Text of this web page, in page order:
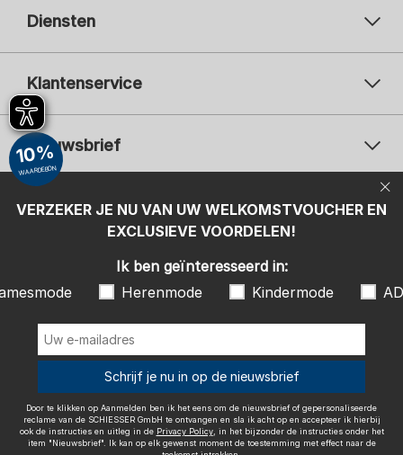
Diensten
Klantenservice
Nieuwsbrief
Uw
Uw e-mailadres
Aanmelden
Herenmode
ADIDAS
Door te klikken op Aanmelden ben ik het eens om de nieuwsbrief of
gepersonaliseerde reclame van de SCHIESSER GmbH te ontvangen en
sla ik acht op en accepteer ik hierbij ook de instructies en uitleg in de
, in het bijzonder de instructies onder het item
effect naar de toekomst intrekken.
Betaalwijzen
Wij bezorgen met
VERZEKER JE NU VAN UW WELKOMSTVOUCHER EN
EXCLUSIEVE VOORDELEN!
10%
WAARDEBON
Ik ben geïnteresseerd in:
Herenmode Kindermode
Schrijf je nu in op de nieuwsbrief
Door te klikken op Aanmelden ben ik het eens om de nieuwsbrief of gepersonaliseerde
reclame van de SCHIESSER GmbH te ontvangen en sla ik acht op en accepteer ik hierbij
ook de instructies en uitleg in de Privacy Policy, in het bijzonder de instructies onder het
item "Nieuwsbrief". Ik kan op elk gewenst moment de toestemming met effect naar de